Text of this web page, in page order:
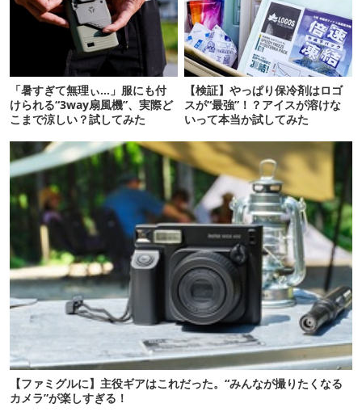
「暑すぎて無理ぃ…」服にも付
けられる“3way扇風機”、実際ど
こまで涼しい？試してみた
【検証】やっぱり保冷剤はロゴ
スが“最強”！？アイスが溶けな
いって本当か試してみた
【ファミグルに】主役ギアはこれだった。“みんなが撮りたくなる
カメラ”が楽しすぎる！